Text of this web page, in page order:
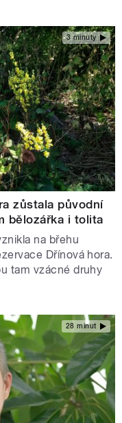
3 minuty
zůstala původní
bělozářka i tolita
na břehu
Dřínová hora.
tam vzácné druhy
28 minut